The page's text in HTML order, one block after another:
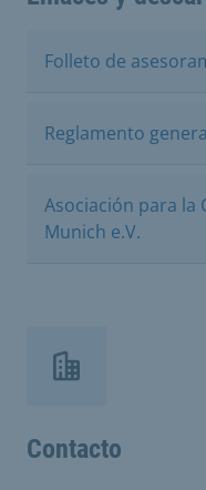
Folleto de
Reglamento
Asociación para la
Munich e.V.
Contacto